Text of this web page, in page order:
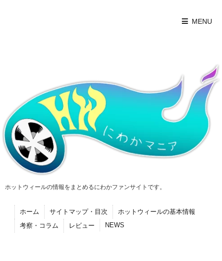
MENU
ホットウィールの情報をまとめるにわかファンサイトです。
ホーム サイトマップ・目次
ホットウィールの基本情報
考察・コラム
レビュー NEWS